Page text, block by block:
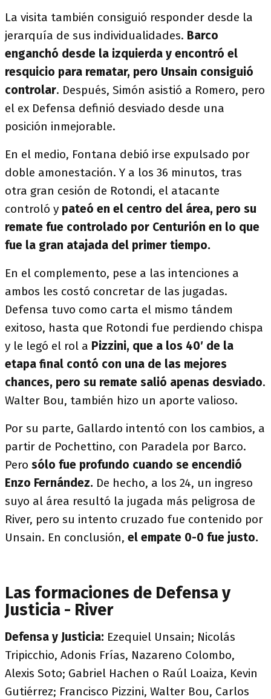
La visita también consiguió responder desde la
jerarquía de sus individualidades. Barco
enganchó desde la izquierda y encontró el
resquicio para rematar, pero Unsain consiguió
controlar. Después, Simón asistió a Romero, pero
el ex Defensa definió desviado desde una
posición inmejorable.
En el medio, Fontana debió irse expulsado por
doble amonestación. Y a los 36 minutos, tras
otra gran cesión de Rotondi, el atacante
controló y pateó en el centro del área, pero su
remate fue controlado por Centurión en lo que
fue la gran atajada del primer tiempo.
En el complemento, pese a las intenciones a
ambos les costó concretar de las jugadas.
Defensa tuvo como carta el mismo tándem
exitoso, hasta que Rotondi fue perdiendo chispa
y le legó el rol a Pizzini, que a los 40′ de la
etapa final contó con una de las mejores
chances, pero su remate salió apenas desviado.
Walter Bou, también hizo un aporte valioso.
Por su parte, Gallardo intentó con los cambios, a
partir de Pochettino, con Paradela por Barco.
Pero sólo fue profundo cuando se encendió
Enzo Fernández. De hecho, a los 24, un ingreso
suyo al área resultó la jugada más peligrosa de
River, pero su intento cruzado fue contenido por
Unsain. En conclusión, el empate 0-0 fue justo.
Las formaciones de Defensa y
Justicia - River
Defensa y Justicia: Ezequiel Unsain; Nicolás
Tripicchio, Adonis Frías, Nazareno Colombo,
Alexis Soto; Gabriel Hachen o Raúl Loaiza, Kevin
Gutiérrez; Francisco Pizzini, Walter Bou, Carlos